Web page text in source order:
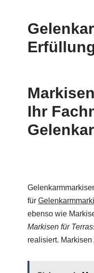
Ihr
für
ebenso wie
Markisen für
realisiert.